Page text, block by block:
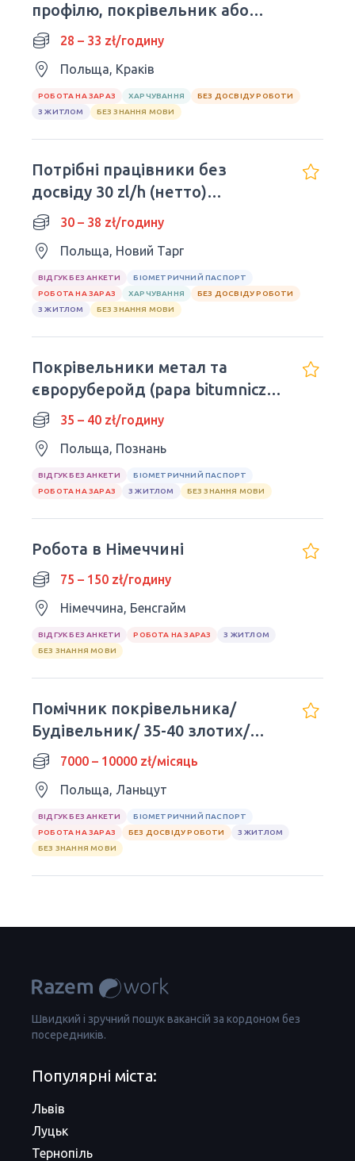
профілю, покрівельник або
бригада
28 – 33 zł/годину
Польща, Краків
РОБОТА НА ЗАРАЗ ХАРЧУВАННЯ
БЕЗ ДОСВІДУ РОБОТИ
З ЖИТЛОМ
БЕЗ ЗНАННЯ МОВИ
Потрібні працівники без
досвіду 30 zl/h (нетто)
Терміново!
30 – 38 zł/годину
Польща, Новий Тарг
ВІДГУК БЕЗ АНКЕТИ
БІОМЕТРИЧНИЙ ПАСПОРТ
РОБОТА НА ЗАРАЗ
ХАРЧУВАННЯ
БЕЗ ДОСВІДУ РОБОТИ
З ЖИТЛОМ
БЕЗ ЗНАННЯ МОВИ
Покрівельники метал та
євроруберойд (papa bitumnicza)
терміново!
35 – 40 zł/годину
Польща, Познань
ВІДГУК БЕЗ АНКЕТИ
БІОМЕТРИЧНИЙ ПАСПОРТ
РОБОТА НА ЗАРАЗ
З ЖИТЛОМ БЕЗ ЗНАННЯ МОВИ
Робота в Німеччині
75 – 150 zł/годину
Німеччина, Бенсгайм
ВІДГУК БЕЗ АНКЕТИ РОБОТА НА ЗАРАЗ
З ЖИТЛОМ
БЕЗ ЗНАННЯ МОВИ
Помічник покрівельника/
Будівельник/ 35-40 злотих/
година нетто
7000 – 10000 zł/місяць
Польща, Ланьцут
ВІДГУК БЕЗ АНКЕТИ
БІОМЕТРИЧНИЙ ПАСПОРТ
РОБОТА НА ЗАРАЗ
БЕЗ ДОСВІДУ РОБОТИ
З ЖИТЛОМ
БЕЗ ЗНАННЯ МОВИ
Швидкий і зручний пошук вакансій за кордоном без
посередників.
Популярні міста:
Львів
Луцьк
Тернопіль